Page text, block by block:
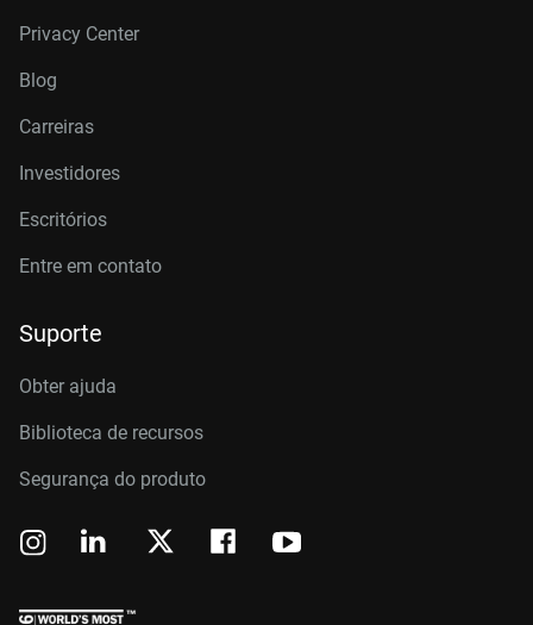
Privacy Center
Blog
Carreiras
Investidores
Escritórios
Entre em contato
Suporte
Obter ajuda
Biblioteca de recursos
Segurança do produto